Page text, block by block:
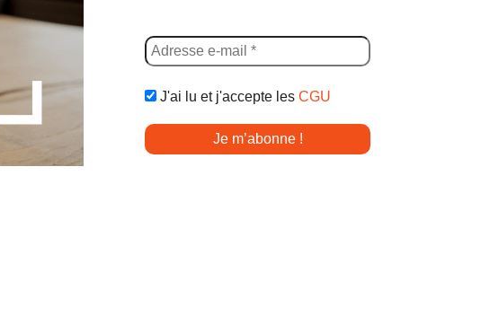
J'ai lu et j'accepte les CGU